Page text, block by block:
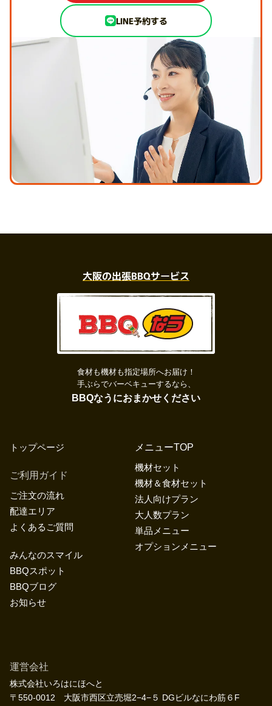
LINE予約する
大阪の出張BBQサービス
食材も機材も指定場所へお届け！
手ぶらでバーベキューするなら、
BBQなうにおまかせください
運営会社
株式会社いろはにほへと
〒550-0012 大阪市西区立売堀2−4−５ DGビルなにわ筋６F
トップページ
メニューTOP
機材セット
機材＆食材セット
法人向けプラン
大人数プラン
単品メニュー
オプションメニュー
ご利用ガイド
ご注文の流れ
配達エリア
よくあるご質問
みんなのスマイル
BBQスポット
BBQブログ
お知らせ